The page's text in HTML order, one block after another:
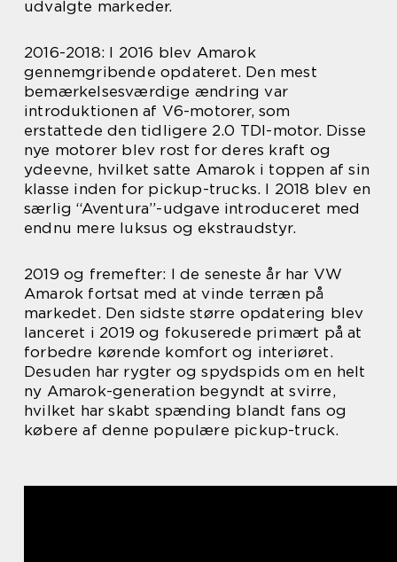
udvalgte markeder.
2016-2018: I 2016 blev Amarok
gennemgribende opdateret. Den mest
bemærkelsesværdige ændring var
introduktionen af V6-motorer, som
erstattede den tidligere 2.0 TDI-motor. Disse
nye motorer blev rost for deres kraft og
ydeevne, hvilket satte Amarok i toppen af sin
klasse inden for pickup-trucks. I 2018 blev en
særlig “Aventura”-udgave introduceret med
endnu mere luksus og ekstraudstyr.
2019 og fremefter: I de seneste år har VW
Amarok fortsat med at vinde terræn på
markedet. Den sidste større opdatering blev
lanceret i 2019 og fokuserede primært på at
forbedre kørende komfort og interiøret.
Desuden har rygter og spydspids om en helt
ny Amarok-generation begyndt at svirre,
hvilket har skabt spænding blandt fans og
købere af denne populære pickup-truck.